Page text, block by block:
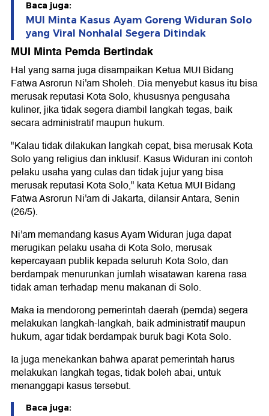
Baca juga:
MUI Minta Kasus Ayam Goreng Widuran Solo
yang Viral Nonhalal Segera Ditindak
MUI Minta Pemda Bertindak
Hal yang sama juga disampaikan Ketua MUI Bidang
Fatwa Asrorun Ni'am Sholeh. Dia menyebut kasus itu bisa
merusak reputasi Kota Solo, khususnya pengusaha
kuliner, jika tidak segera diambil langkah tegas, baik
secara administratif maupun hukum.
"Kalau tidak dilakukan langkah cepat, bisa merusak Kota
Solo yang religius dan inklusif. Kasus Widuran ini contoh
pelaku usaha yang culas dan tidak jujur yang bisa
merusak reputasi Kota Solo," kata Ketua MUI Bidang
Fatwa Asrorun Ni'am di Jakarta, dilansir Antara, Senin
(26/5).
Ni'am memandang kasus Ayam Widuran juga dapat
merugikan pelaku usaha di Kota Solo, merusak
kepercayaan publik kepada seluruh Kota Solo, dan
berdampak menurunkan jumlah wisatawan karena rasa
tidak aman terhadap menu makanan di Solo.
Maka ia mendorong pemerintah daerah (pemda) segera
melakukan langkah-langkah, baik administratif maupun
hukum, agar tidak berdampak buruk bagi Kota Solo.
Ia juga menekankan bahwa aparat pemerintah harus
melakukan langkah tegas, tidak boleh abai, untuk
menanggapi kasus tersebut.
Baca juga: